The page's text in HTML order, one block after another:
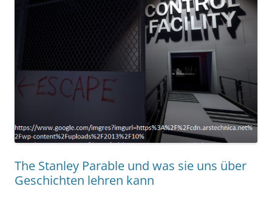
The Stanley Parable und was sie uns über
Geschichten lehren kann